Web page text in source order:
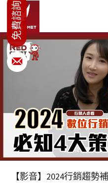
【影音】2024行銷趨勢